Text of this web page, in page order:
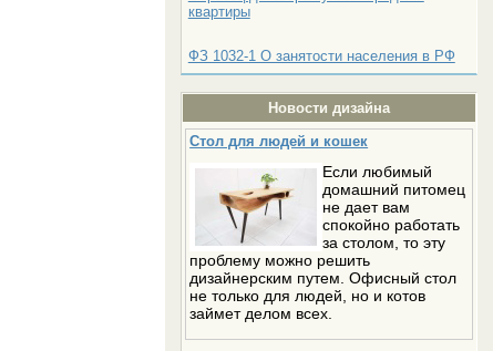
квартиры
ФЗ 1032-1 О занятости населения в РФ
Новости дизайна
Стол для людей и кошек
Если любимый
домашний питомец
не дает вам
спокойно работать
за столом, то эту
проблему можно решить
дизайнерским путем. Офисный стол
не только для людей, но и котов
займет делом всех.